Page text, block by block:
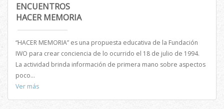
ENCUENTROS
HACER MEMORIA
“HACER MEMORIA” es una propuesta educativa de la Fundación
IWO para crear conciencia de lo ocurrido el 18 de julio de 1994.
La actividad brinda información de primera mano sobre aspectos
poco...
Ver más